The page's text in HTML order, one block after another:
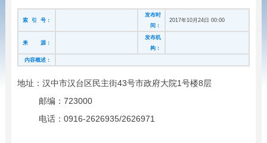
索 引 号：
发布时
间：
2017年10月24日 00:00
来 源：
发布机
构：
内容概述：
地址：汉中市汉台区民主街43号市政府大院1号楼8层
邮编：723000
电话：0916-2626935/2626971